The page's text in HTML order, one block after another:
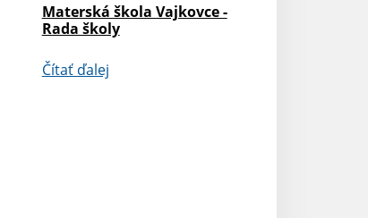
Materská škola Vajkovce -
Rada školy
Čítať ďalej